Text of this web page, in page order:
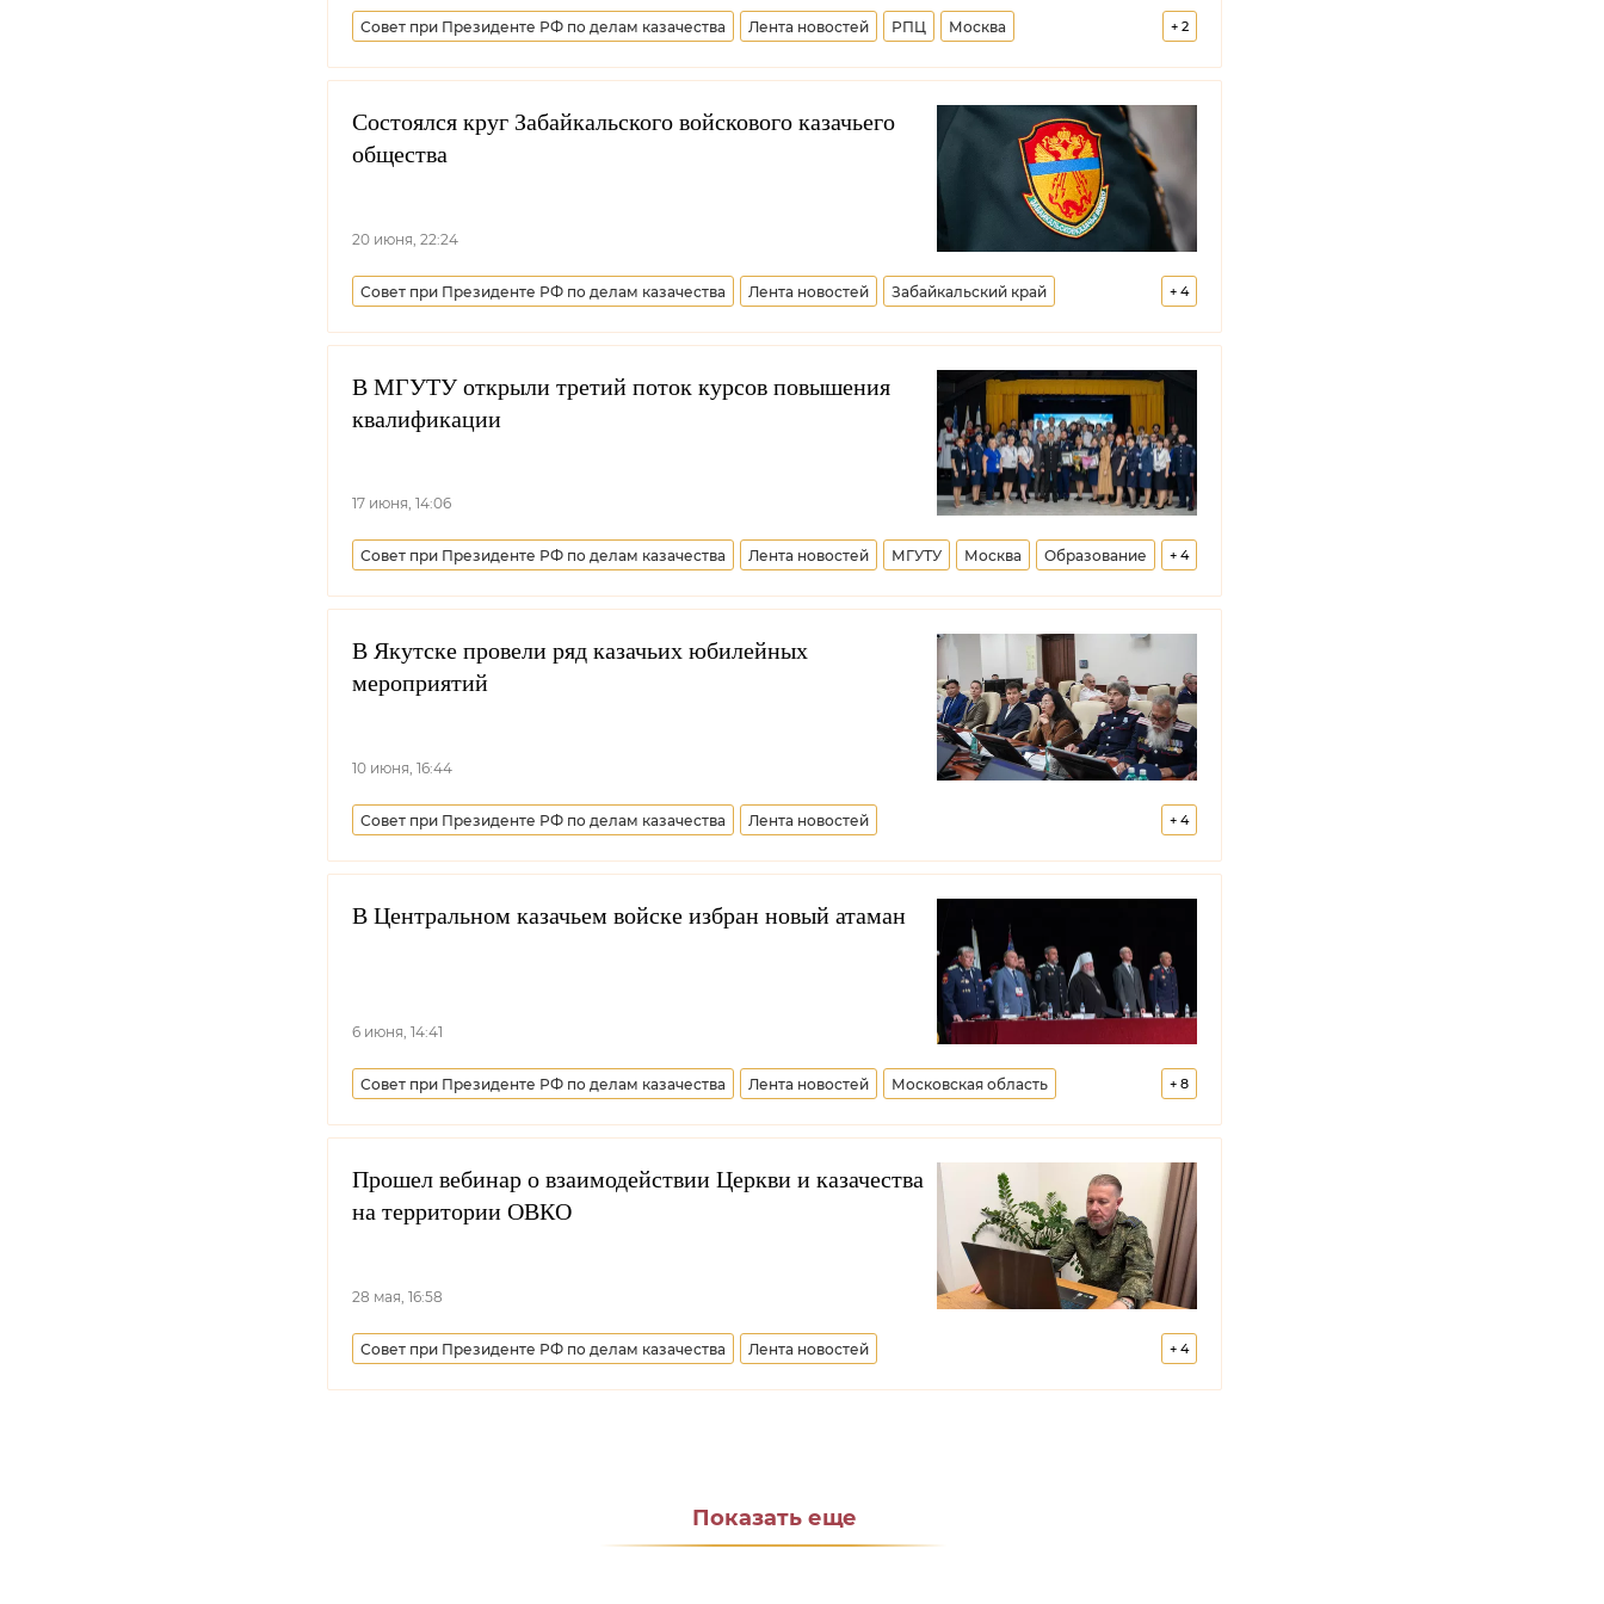
+ 2
Совет при Президенте РФ по делам казачества Лента новостей РПЦ Москва
Синодальный комитет по взаимодействию с казачеством Союз казаков
Состоялся круг Забайкальского войскового казачьего
общества
20 июня, 22:24
+ 4
Совет при Президенте РФ по делам казачества Лента новостей Забайкальский край
Забайкальское войсковое казачье общество Дмитрий Миронов
Всероссийское казачье общество
В МГУТУ открыли третий поток курсов повышения
квалификации
17 июня, 14:06
+ 4
Совет при Президенте РФ по делам казачества Лента новостей МГУТУ Москва Образование
Минпросвещения РФ Минобрнауки РФ Всероссийское казачье общество Виталий Кузнецов
В Якутске провели ряд казачьих юбилейных
мероприятий
10 июня, 16:44
+ 4
Совет при Президенте РФ по делам казачества Лента новостей
Всероссийское казачье общество Виталий Кузнецов Республика Саха (Якутия)
Уссурийское войсковое казачье общество Дмитрий Миронов
В Центральном казачьем войске избран новый атаман
6 июня, 14:41
+ 8
Совет при Президенте РФ по делам казачества Лента новостей Московская область
Центральное казачье войско Всероссийское казачье общество Виталий Кузнецов РПЦ
Синодальный комитет по взаимодействию с казачеством Бригада "Терек" Росгвардия
Минобороны РФ
Прошел вебинар о взаимодействии Церкви и казачества
на территории ОВКО
28 мая, 16:58
+ 4
Совет при Президенте РФ по делам казачества Лента новостей
Оренбургское войсковое казачье общество РПЦ
Показать еще